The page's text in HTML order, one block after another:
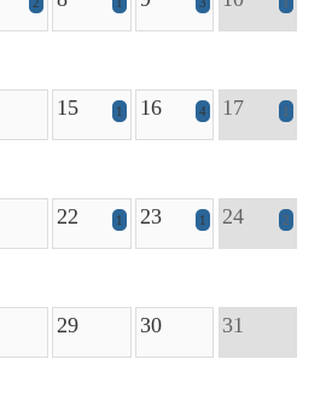
15 1 16 4 17 1
22 1 23 1 24 2
29 30 31